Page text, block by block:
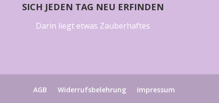
SICH JEDEN TAG NEU ERFINDEN
Darin liegt etwas Zauberhaftes
AGB Widerrufsbelehrung
Impressum